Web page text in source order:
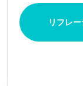
リフレ